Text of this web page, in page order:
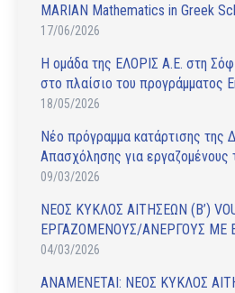
MARIAN Mathematics in Greek
17/06/2026
Η ομάδα της ΕΛΟΡΙΣ Α.Ε. στη
στο πλαίσιο του προγράμματος
18/05/2026
Νέο πρόγραμμα κατάρτισης της
Απασχόλησης για εργαζομένους
09/03/2026
ΝΕΟΣ ΚΥΚΛΟΣ ΑΙΤΗΣΕΩΝ (Β’)
ΕΡΓΑΖΟΜΕΝΟΥΣ/ΑΝΕΡΓΟΥΣ ΜΕ
04/03/2026
ΑΝAΜΕΝΕΤΑΙ: ΝΕΟΣ ΚΥΚΛΟΣ